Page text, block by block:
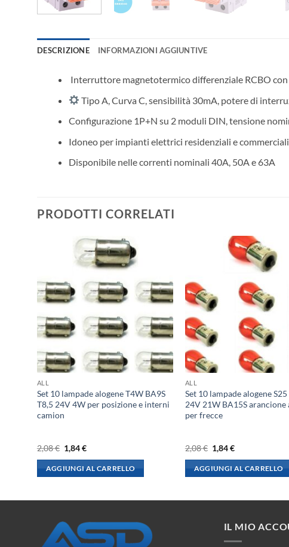
DESCRIZIONE INFORMAZIONI AGGIUNTIVE
Interruttore magnetotermico differenziale RCBO
Tipo A, Curva C, sensibilità 30mA, potere di
Configurazione 1P+N su 2 moduli DIN, tensione
Idoneo per impianti elettrici residenziali e
Disponibile nelle correnti nominali 40A, 50A e 63A
PRODOTTI CORRELATI
ALL
Set 10 lampade alogene T4W BA9S
T8,5 24V 4W per posizione e interni
camion
2,08€ Il
prezzo
originale
era:
1,84€Il
attuale
è:
AGGIUNGI AL CARRELLO
ALL
Set 10 lampade alogene
24V 21W BA15S arancione
per frecce
2,08€ Il
prezzo
originale
era:
1,84€Il
attuale
è:
AGGIUNGI AL CARRELLO
IL MIO